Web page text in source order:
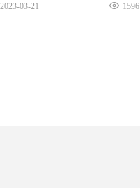
2023-03-21 1596